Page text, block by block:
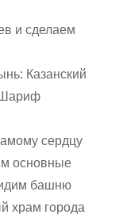
и сделаем
Казанский
Шариф
сердцу
основные
башню
храм города